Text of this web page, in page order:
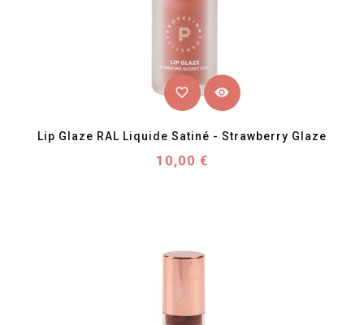
favorite_border visibility
Lip Glaze RAL Liquide Satiné - Strawberry Glaze
Prix
10,00 €